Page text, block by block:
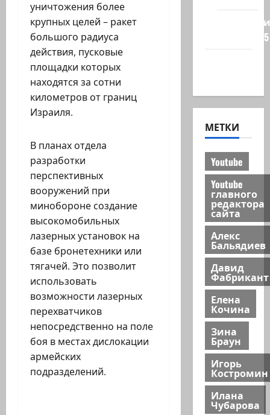
уничтожения более
крупных целей – ракет
большого радиуса
действия, пусковые
площадки которых
находятся за сотни
километров от границ
Израиля.
В планах отдела
разработки
перспективных
вооружений при
минобороне создание
высокомобильных
лазерных установок на
базе бронетехники или
тягачей. Это позволит
использовать
возможности лазерных
перехватчиков
непосредственно на поле
боя в местах дислокации
армейских
подразделений.
сайта 2025
МЕТКИ
Youtube
Youtube
главного
редактора
сайта
Алекс
Бальядиев
Давид
Фабрикант
Елена
Кочина
Зина
Браун
Игорь
Костромин
Илана
Чубарова